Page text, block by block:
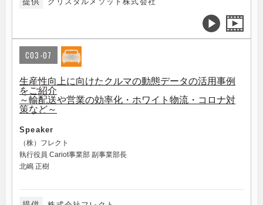
C03-07
生産性向上に向けたクルマの動態データの活用事例
をご紹介
～輸配送や営業の効率化・ホワイト物流・コロナ対
策など～
Speaker
（株）フレクト
執行役員 Cariot事業部 副事業部長
北嶋 正樹